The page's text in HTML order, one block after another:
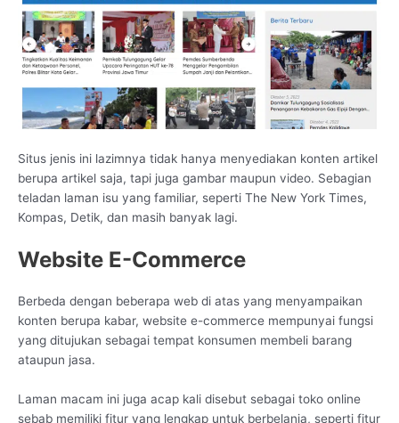
Situs jenis ini lazimnya tidak hanya menyediakan konten artikel
berupa artikel saja, tapi juga gambar maupun video. Sebagian
teladan laman isu yang familiar, seperti The New York Times,
Kompas, Detik, dan masih banyak lagi.
Website E-Commerce
Berbeda dengan beberapa web di atas yang menyampaikan
konten berupa kabar, website e-commerce mempunyai fungsi
yang ditujukan sebagai tempat konsumen membeli barang
ataupun jasa.
Laman macam ini juga acap kali disebut sebagai toko online
sebab memiliki fitur yang lengkap untuk berbelanja, seperti fitur